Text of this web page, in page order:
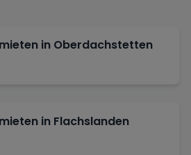
in Oberdachstetten
in Flachslanden